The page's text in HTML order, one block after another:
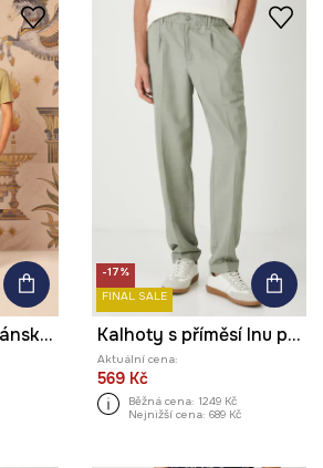
Bavlněné tričko pánské z kolekce Lands of Legends – Arkádie
-17%
FINAL SALE
Kalhoty s příměsí lnu pánské hladký povrch
Aktuální cena:
569 Kč
Běžná cena: 1249 Kč
Nejnižší cena: 689 Kč